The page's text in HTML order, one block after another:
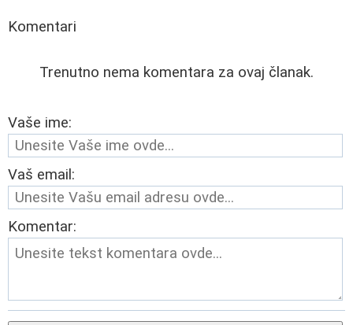
Komentari
Trenutno nema komentara za ovaj članak.
Vaše ime:
Vaš email:
Komentar: